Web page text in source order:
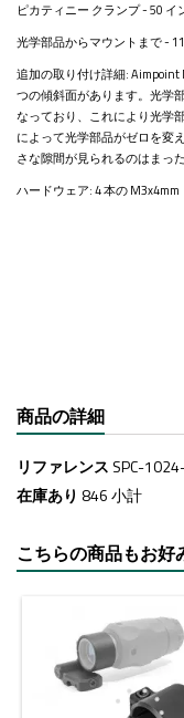
ピカティニー クランプ - 50 イ
光学部品からマウントまで -
追加の取り付け詳細: Aimpoint
つの傾斜面があります。光学
なっており、これにより光学
によって光学部品がゼロを変
さな隙間が見られるのはまっ
ハードウェア: 4 本の M3x4mm
商品の詳細
リファレンス SPC-
在庫あり 846 小計
こちらの商品もお好